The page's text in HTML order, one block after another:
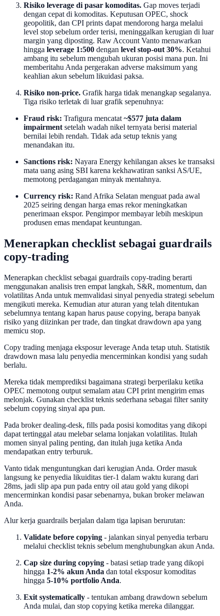
Risiko leverage di pasar komoditas. Gap moves terjadi
dengan cepat di komoditas. Keputusan OPEC, shock
geopolitik, dan CPI prints dapat mendorong harga melalui
level stop sebelum order terisi, meninggalkan kerugian di luar
margin yang diposting. Raw Account Vanto menawarkan
hingga leverage 1:500 dengan level stop-out 30%. Ketahui
ambang itu sebelum mengubah ukuran posisi mana pun. Ini
memberitahu Anda pergerakan adverse maksimum yang
keahlian akun sebelum likuidasi paksa.
Risiko non-price. Grafik harga tidak menangkap segalanya.
Tiga risiko terletak di luar grafik sepenuhnya:
Fraud risk: Trafigura mencatat ~$577 juta dalam
impairment setelah wadah nikel ternyata berisi material
bernilai lebih rendah. Tidak ada setup teknis yang
menandakan itu.
Sanctions risk: Nayara Energy kehilangan akses ke transaksi
mata uang asing SBI karena kekhawatiran sanksi AS/UE,
memotong perdagangan minyak mentahnya.
Currency risk: Rand Afrika Selatan menguat pada awal
2025 seiring dengan harga emas rekor meningkatkan
penerimaan ekspor. Pengimpor membayar lebih meskipun
produsen emas mendapat keuntungan.
Menerapkan checklist sebagai guardrails
copy-trading
Menerapkan checklist sebagai guardrails copy-trading berarti
menggunakan analisis tren empat langkah, S&R, momentum, dan
volatilitas Anda untuk memvalidasi sinyal penyedia strategi sebelum
mengikuti mereka. Kemudian atur aturan yang telah ditentukan
sebelumnya tentang kapan harus pause copying, berapa banyak
risiko yang diizinkan per trade, dan tingkat drawdown apa yang
memicu stop.
Copy trading menjaga eksposur leverage Anda tetap utuh. Statistik
drawdown masa lalu penyedia mencerminkan kondisi yang sudah
berlalu.
Mereka tidak memprediksi bagaimana strategi berperilaku ketika
OPEC memotong output semalam atau CPI print mengirim emas
melonjak. Gunakan checklist teknis sederhana sebagai filter sanity
sebelum copying sinyal apa pun.
Pada broker dealing-desk, fills pada posisi komoditas yang dikopi
dapat tertinggal atau melebar selama lonjakan volatilitas. Itulah
momen sinyal paling penting, dan itulah juga ketika Anda
mendapatkan entry terburuk.
Vanto tidak menguntungkan dari kerugian Anda. Order masuk
langsung ke penyedia likuiditas tier-1 dalam waktu kurang dari
28ms, jadi slip apa pun pada entry oil atau gold yang dikopi
mencerminkan kondisi pasar sebenarnya, bukan broker melawan
Anda.
Alur kerja guardrails berjalan dalam tiga lapisan berurutan:
Validate before copying - jalankan sinyal penyedia terbaru
melalui checklist teknis sebelum menghubungkan akun Anda.
Cap size during copying - batasi setiap trade yang dikopi
hingga 1-2% akun Anda dan total eksposur komoditas
hingga 5-10% portfolio Anda.
Exit systematically - tentukan ambang drawdown sebelum
Anda mulai, dan stop copying ketika mereka dilanggar.